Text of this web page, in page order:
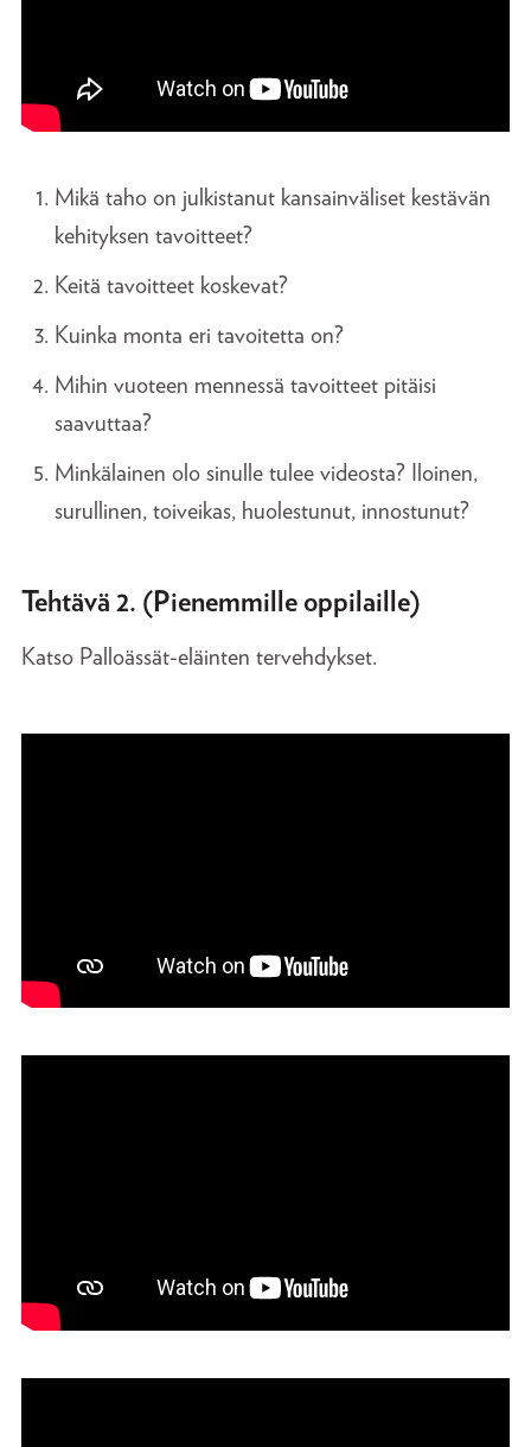
Mikä taho on julkistanut kansainväliset kestävän
kehityksen tavoitteet?
Keitä tavoitteet koskevat?
Kuinka monta eri tavoitetta on?
Mihin vuoteen mennessä tavoitteet pitäisi
saavuttaa?
Minkälainen olo sinulle tulee videosta? Iloinen,
surullinen, toiveikas, huolestunut, innostunut?
Tehtävä 2. (Pienemmille oppilaille)
Katso Palloässät-eläinten tervehdykset.